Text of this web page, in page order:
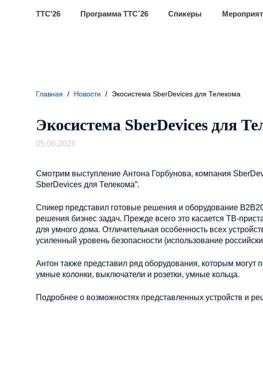
ТТС’26 Программа ТТС`26 Спикеры
Главная / Новости / Экосистема SberDevices для Телекома
Экосистема SberDevices для
05.06.2026
Смотрим выступление Антона Горбунова, компания
SberDevices для Телекома”.
Спикер представил готовые решения и оборудование
решения бизнес задач. Прежде всего это касается ТВ-
для умного дома. Отличительная особенность всех
усиленный уровень безопасности (использование
Антон также представил ряд оборудования, которым
умные колонки, выключатели и розетки, умные кольца.
Подробнее о возможностях представленных устройств и